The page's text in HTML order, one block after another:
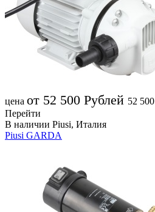
цена от 52 500 Рублей 52 500
Перейти
В наличии Piusi, Италия
Piusi GARDA